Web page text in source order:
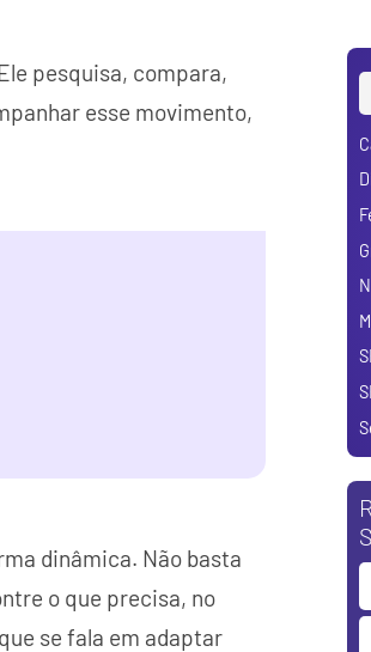
pesquisa, compara,
esse movimento,
dinâmica. Não basta
o que precisa, no
se fala em adaptar